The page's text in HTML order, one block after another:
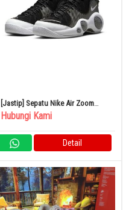
[Jastip] Sepatu Nike Air Zoom
Flight 95
Hubungi Kami
Detail